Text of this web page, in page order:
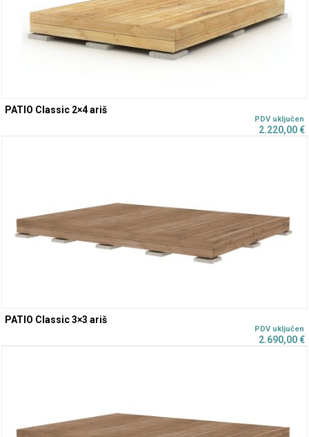
PATIO Classic 2×4 ariš
2.220,00€
PATIO Classic 3×3 ariš
2.690,00€